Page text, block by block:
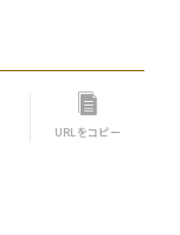
URLをコピー